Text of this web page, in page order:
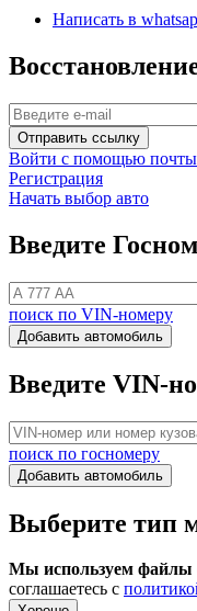
Написать в
Отправить ссылку
Войти с помощью почты
Регистрация
Начать выбор авто
Введите
поиск по VIN-номеру
Добавить автомобиль
Введите VIN-
поиск по госномеру
Добавить автомобиль
Выберите тип
Мы используем файлы
соглашаетесь с